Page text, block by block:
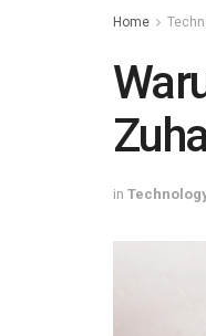
Home
in